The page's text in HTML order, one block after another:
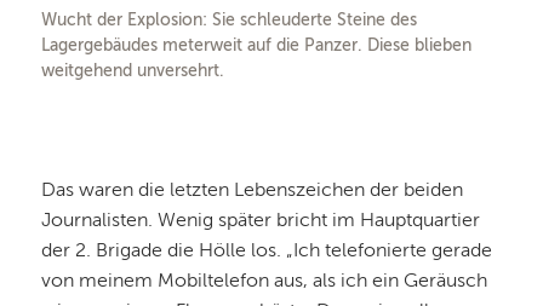
Wucht der Explosion: Sie schleuderte Steine des
Lagergebäudes meterweit auf die Panzer. Diese blieben
weitgehend unversehrt.
Das waren die letzten Lebenszeichen der beiden
Journalisten. Wenig später bricht im Hauptquartier
der 2. Brigade die Hölle los. „Ich telefonierte gerade
von meinem Mobiltelefon aus, als ich ein Geräusch